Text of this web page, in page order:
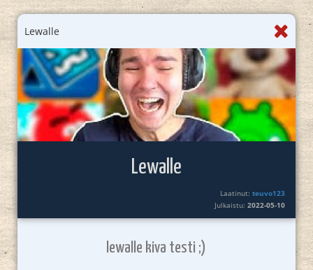
Lewalle
Lewalle
Laatinut:teuvo123
Julkaistu:2022-05-10
lewalle kiva testi ;)